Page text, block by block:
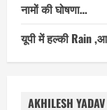
नामों की घोषणा…
यूपी में हल्की Rain
AKHILESH YADAV